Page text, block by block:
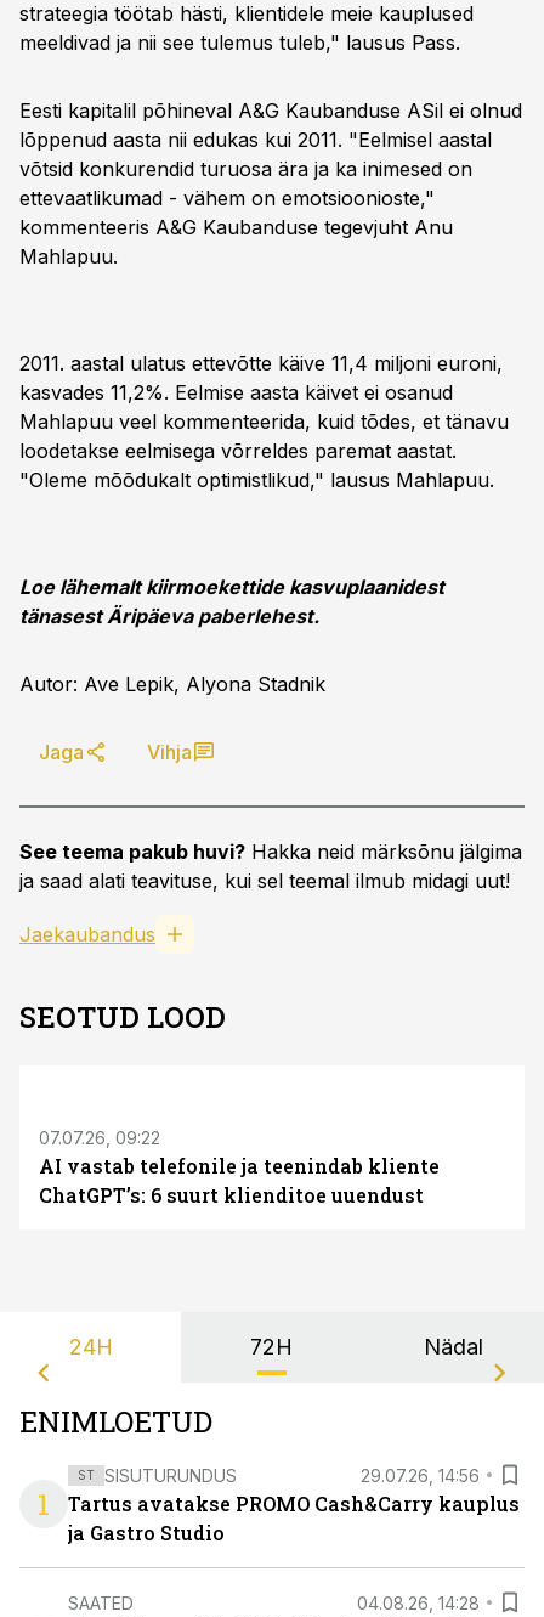
strateegia töötab hästi, klientidele meie kauplused
meeldivad ja nii see tulemus tuleb," lausus Pass.
Eesti kapitalil põhineval A&G Kaubanduse ASil ei olnud
lõppenud aasta nii edukas kui 2011. "Eelmisel aastal
võtsid konkurendid turuosa ära ja ka inimesed on
ettevaatlikumad - vähem on emotsioonioste,"
kommenteeris A&G Kaubanduse tegevjuht Anu
Mahlapuu.
2011. aastal ulatus ettevõtte käive 11,4 miljoni euroni,
kasvades 11,2%. Eelmise aasta käivet ei osanud
Mahlapuu veel kommenteerida, kuid tõdes, et tänavu
loodetakse eelmisega võrreldes paremat aastat.
"Oleme mõõdukalt optimistlikud," lausus Mahlapuu.
Loe lähemalt kiirmoekettide kasvuplaanidest
tänasest Äripäeva paberlehest.
Autor: Ave Lepik, Alyona Stadnik
Jaga Vihja
See teema pakub huvi? Hakka neid märksõnu jälgima
ja saad alati teavituse, kui sel teemal ilmub midagi uut!
Jaekaubandus
SEOTUD LOOD
07.07.26, 09:22
AI vastab telefonile ja teenindab kliente
ChatGPT’s: 6 suurt klienditoe uuendust
24H 72H Nädal
ENIMLOETUD
1
ST SISUTURUNDUS 29.07.26, 14:56
Tartus avatakse PROMO Cash&Carry kauplus
ja Gastro Studio
SAATED 04.08.26, 14:28